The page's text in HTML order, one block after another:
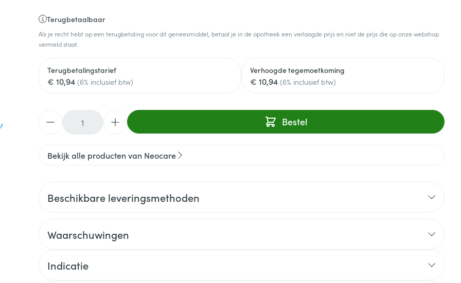
Terugbetaalbaar
Als je recht hebt op een terugbetaling voor dit geneesmiddel, betaal je in de apotheek een verlaagde prijs en niet de prijs die op onze webshop
vermeld staat.
Terugbetalingstarief
€ 10,94 (6% inclusief btw)
Verhoogde tegemoetkoming
€ 10,94 (6% inclusief btw)
Bestel
Bekijk alle producten van Neocare
Beschikbare leveringsmethoden
Waarschuwingen
Indicatie